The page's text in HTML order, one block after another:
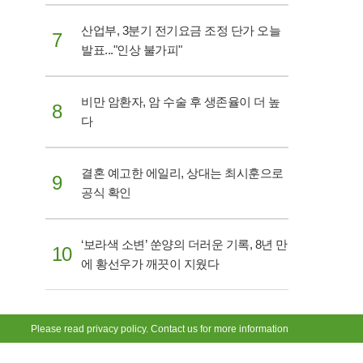
7
산업부, 3분기 전기요금 조정 단가 오늘
발표..."인상 불가피"
8
비만 암환자, 암 수술 후 생존율이 더 높
다
9
결혼 예고한 에일리, 상대는 최시훈으로
공식 확인
10
‘보라색 소변’ 쑨양의 더러운 기록, 8년 만
에 황선우가 깨끗이 지웠다
Please read privacy policy. Contact us for more information